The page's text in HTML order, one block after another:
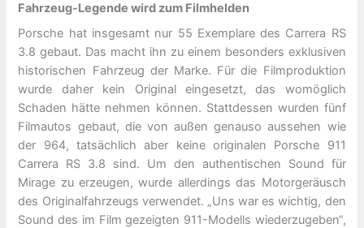
Fahrzeug-Legende wird zum Filmhelden
Porsche hat insgesamt nur 55 Exemplare des Carrera RS
3.8 gebaut. Das macht ihn zu einem besonders exklusiven
historischen Fahrzeug der Marke. Für die Filmproduktion
wurde daher kein Original eingesetzt, das womöglich
Schaden hätte nehmen können. Stattdessen wurden fünf
Filmautos gebaut, die von außen genauso aussehen wie
der 964, tatsächlich aber keine originalen Porsche 911
Carrera RS 3.8 sind. Um den authentischen Sound für
Mirage zu erzeugen, wurde allerdings das Motorgeräusch
des Originalfahrzeugs verwendet. „Uns war es wichtig, den
Sound des im Film gezeigten 911-Modells wiederzugeben“,